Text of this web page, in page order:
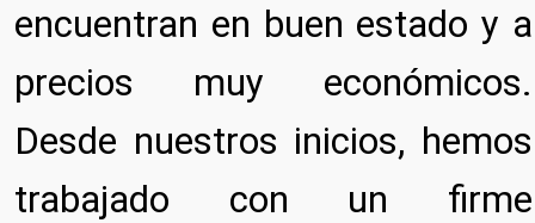
encuentran en buen estado y a
precios muy económicos.
Desde nuestros inicios, hemos
trabajado con un firme